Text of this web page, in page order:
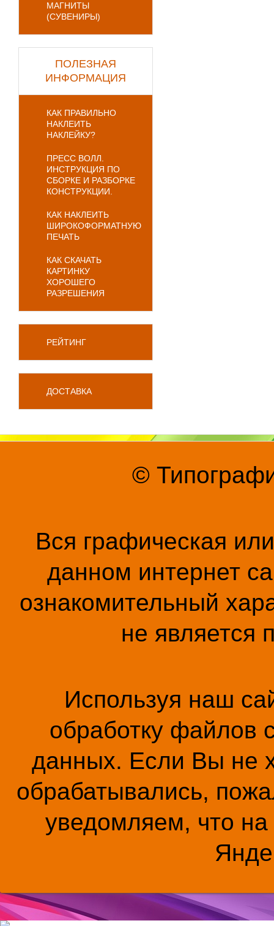
МАГНИТЫ
(СУВЕНИРЫ)
ПОЛЕЗНАЯ
ИНФОРМАЦИЯ
КАК ПРАВИЛЬНО
НАКЛЕИТЬ
НАКЛЕЙКУ?
ПРЕСС ВОЛЛ.
ИНСТРУКЦИЯ ПО
СБОРКЕ И РАЗБОРКЕ
КОНСТРУКЦИИ.
КАК НАКЛЕИТЬ
ШИРОКОФОРМАТНУЮ
ПЕЧАТЬ
КАК СКАЧАТЬ
КАРТИНКУ
ХОРОШЕГО
РАЗРЕШЕНИЯ
РЕЙТИНГ
ДОСТАВКА
©
Вся графическая
данном интернет
ознакомительный
не является
Используя наш
обработку файлов
данных. Если Вы не
обрабатывались,
уведомляем, что на